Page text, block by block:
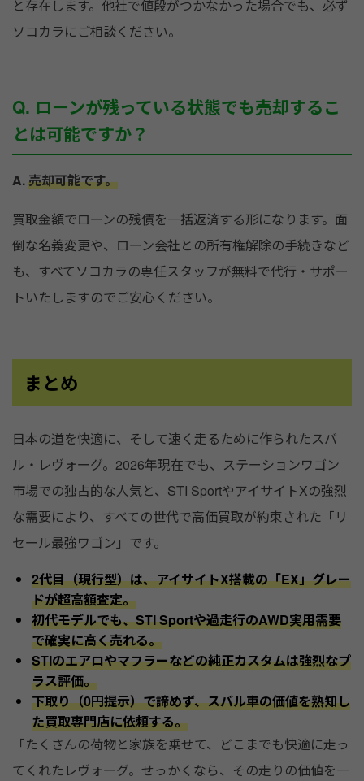
と存在します。他社で値段がつかなかった場合でも、必ず
ソコカラにご相談ください。
Q. ローンが残っている状態でも売却するこ
とは可能ですか？
A.売却可能です。
買取金額でローンの残債を一括返済する形になります。面
倒な名義変更や、ローン会社との所有権解除の手続きなど
も、すべてソコカラの専任スタッフが無料で代行・サポー
トいたしますのでご安心ください。
まとめ
日本の道を快適に、そして速く走るために作られたスバ
ル・レヴォーグ。2026年現在でも、ステーションワゴン
市場での独占的な人気と、STI SportやアイサイトXの強烈
な需要により、すべての世代で高価買取が約束された「リ
セール最強ワゴン」です。
2代目（現行型）は、アイサイトX搭載の「EX」グレー
ドが超高額査定。
初代モデルでも、STI Sportや過走行のAWD実用需要
で確実に高く売れる。
STIのエアロやマフラーなどの純正カスタムは強烈なプ
ラス評価。
下取り（0円提示）で諦めず、スバル車の価値を熟知し
た買取専門店に依頼する。
「たくさんの荷物と家族を乗せて、どこまでも快適に走っ
てくれたレヴォーグ。せっかくなら、その走りの価値を一